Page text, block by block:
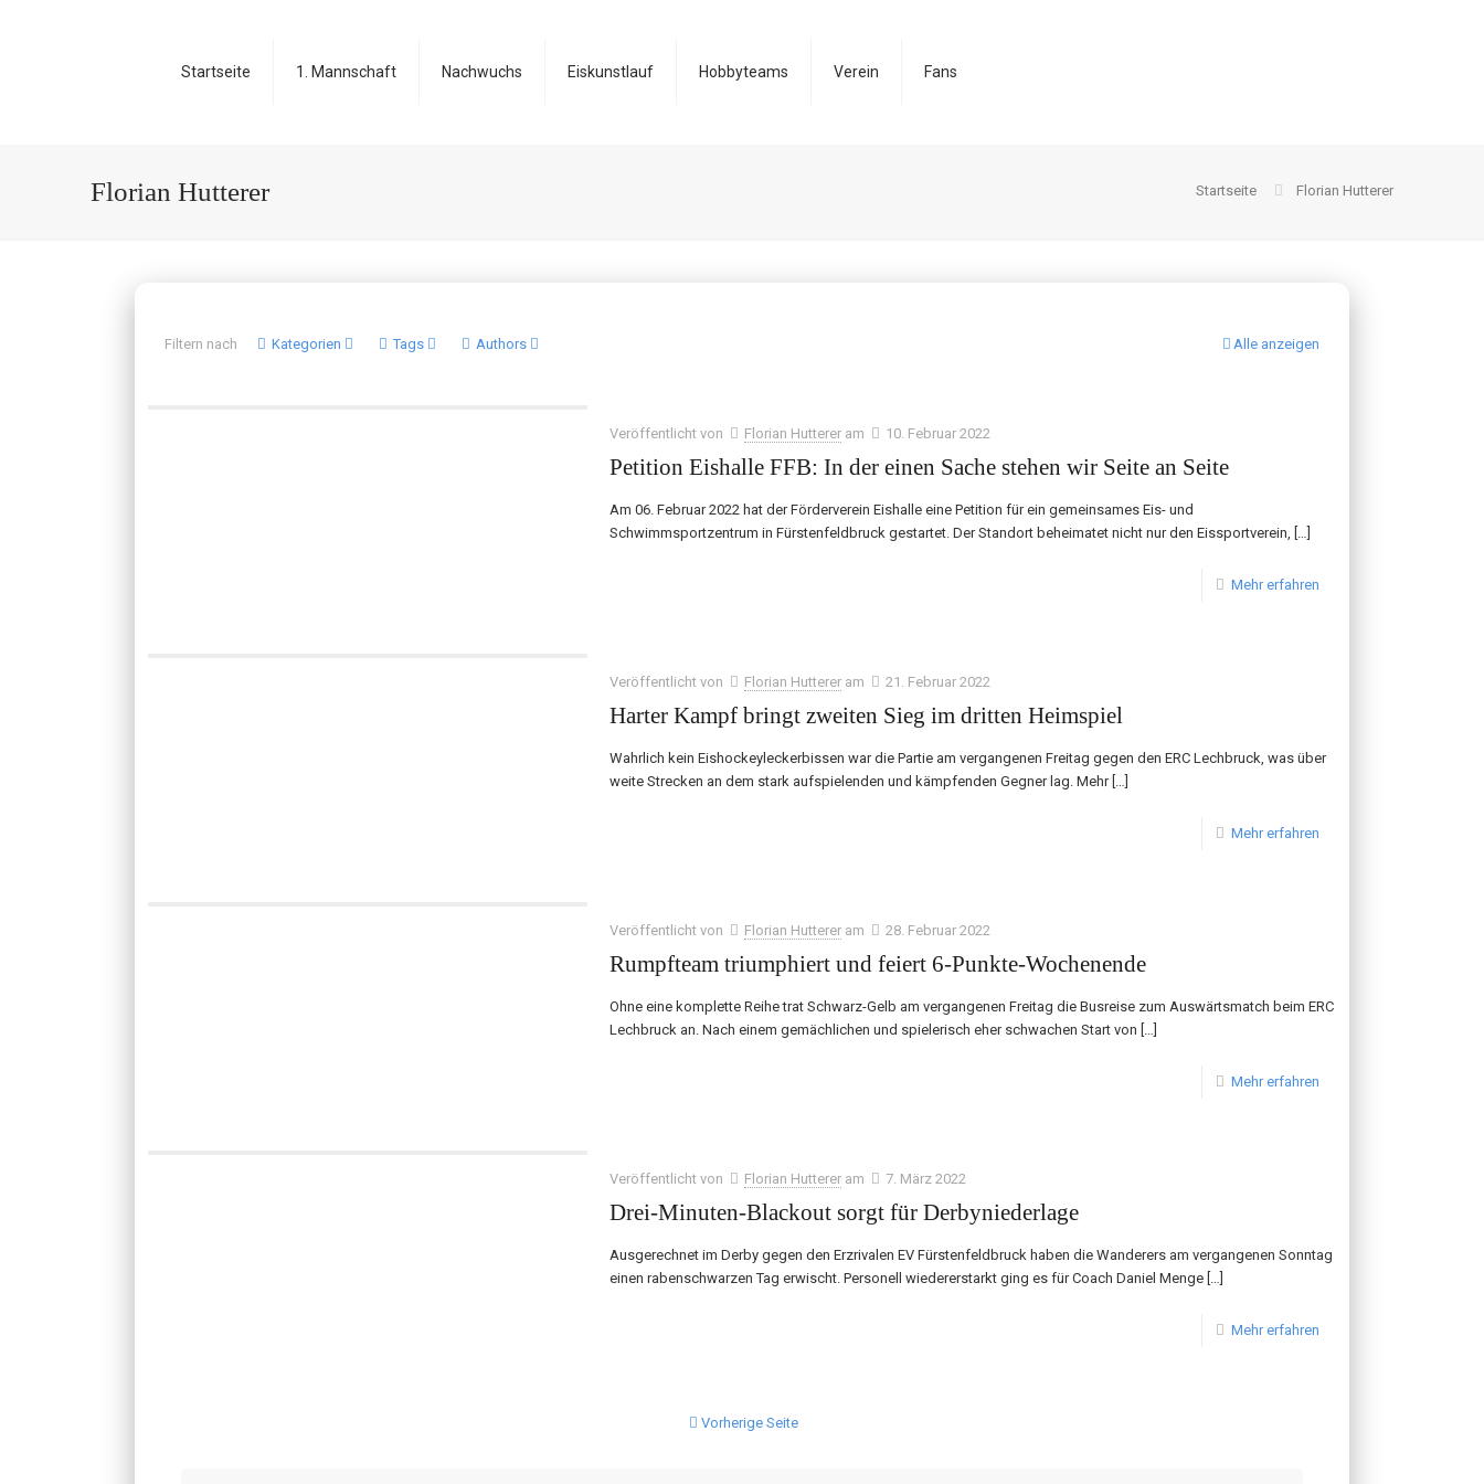
Startseite 1. Mannschaft Nachwuchs Eiskunstlauf Hobbyteams Verein Fans
Florian Hutterer Startseite Florian Hutterer
Filtern nach Kategorien Tags Authors Alle anzeigen
Veröffentlicht von Florian Hutterer am 10. Februar 2022
Petition Eishalle FFB: In der einen Sache stehen wir Seite an Seite
Am 06. Februar 2022 hat der Förderverein Eishalle eine Petition für ein gemeinsames Eis- und
Schwimmsportzentrum in Fürstenfeldbruck gestartet. Der Standort beheimatet nicht nur den Eissportverein, […]
Mehr erfahren
Veröffentlicht von Florian Hutterer am 21. Februar 2022
Harter Kampf bringt zweiten Sieg im dritten Heimspiel
Wahrlich kein Eishockeyleckerbissen war die Partie am vergangenen Freitag gegen den ERC Lechbruck, was über
weite Strecken an dem stark aufspielenden und kämpfenden Gegner lag. Mehr[…]
Mehr erfahren
Veröffentlicht von Florian Hutterer am 28. Februar 2022
Rumpfteam triumphiert und feiert 6-Punkte-Wochenende
Ohne eine komplette Reihe trat Schwarz-Gelb am vergangenen Freitag die Busreise zum Auswärtsmatch beim ERC
Lechbruck an. Nach einem gemächlichen und spielerisch eher schwachen Start von […]
Mehr erfahren
Veröffentlicht von Florian Hutterer am 7. März 2022
Drei-Minuten-Blackout sorgt für Derbyniederlage
Ausgerechnet im Derby gegen den Erzrivalen EV Fürstenfeldbruck haben die Wanderers am vergangenen Sonntag
einen rabenschwarzen Tag erwischt. Personell wiedererstarkt ging es für Coach Daniel Menge […]
Mehr erfahren
Vorherige Seite